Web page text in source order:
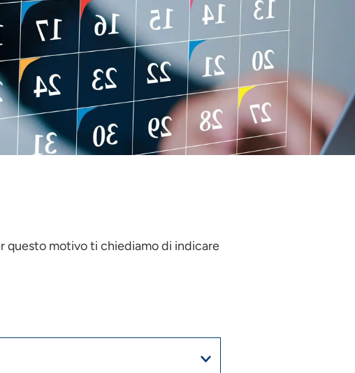
questo motivo ti chiediamo di indicare